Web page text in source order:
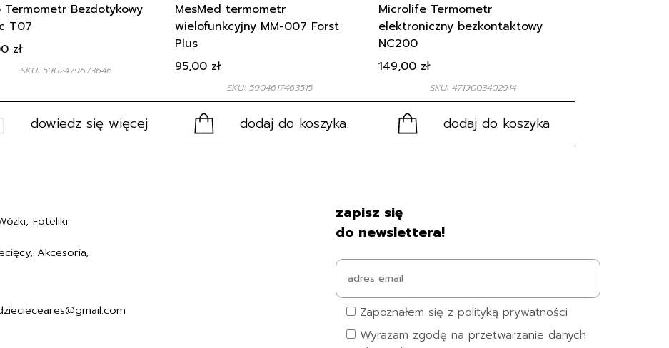
Termometr Bezdotykowy
T07
SKU: 5902479673646
zł
dowiedz się więcej
MesMed termometr
wielofunkcyjny MM-007 Forst
Plus
SKU: 5904617463515
95,00 zł
dodaj do koszyka
Microlife Termometr
elektroniczny bezkontaktowy
NC200
SKU: 4719003402914
149,00 zł
dodaj do koszyka
Foteliki:
Akcesoria,
zapisz się
do newslettera!
Zapoznałem się z polityką prywatności
Wyrażam zgodę na przetwarzanie danych